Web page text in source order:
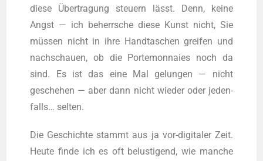
die­se Übertragung steu­ern lässt. Denn, kei­ne
Angst — ich beherr­sche die­se Kunst nicht, Sie
müssen nicht in ihre Hand­ta­schen grei­fen und
nach­schau­en, ob die Porte­mon­naies noch da
sind. Es ist das eine Mal gelun­gen — nicht
gesche­hen — aber dann nicht wie­der oder jeden­
falls… selten.
Die Geschich­te stammt aus ja vor-digi­ta­ler Zeit.
Heu­te fin­de ich es oft belus­ti­gend, wie man­che